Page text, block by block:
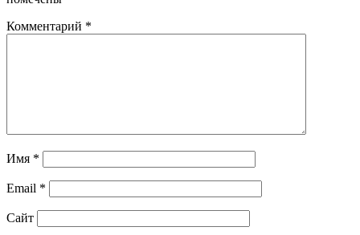
Комментарий *
Имя *
Email *
Сайт